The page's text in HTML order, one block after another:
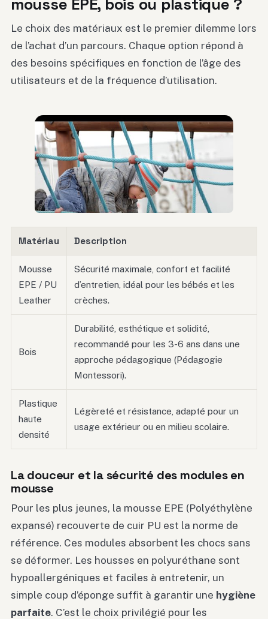
mousse EPE, bois ou plastique ?
Le choix des matériaux est le premier dilemme lors
de l’achat d’un parcours. Chaque option répond à
des besoins spécifiques en fonction de l’âge des
utilisateurs et de la fréquence d’utilisation.
Matériau Description
Mousse
EPE / PU
Leather
Sécurité maximale, confort et facilité
d’entretien, idéal pour les bébés et les
crèches.
Bois
Durabilité, esthétique et solidité,
recommandé pour les 3-6 ans dans une
approche pédagogique (Pédagogie
Montessori).
Plastique
haute
densité
Légèreté et résistance, adapté pour un
usage extérieur ou en milieu scolaire.
La douceur et la sécurité des modules en
mousse
Pour les plus jeunes, la mousse EPE (Polyéthylène
expansé) recouverte de cuir PU est la norme de
référence. Ces modules absorbent les chocs sans
se déformer. Les housses en polyuréthane sont
hypoallergéniques et faciles à entretenir, un
simple coup d’éponge suffit à garantir une hygiène
parfaite. C’est le choix privilégié pour les